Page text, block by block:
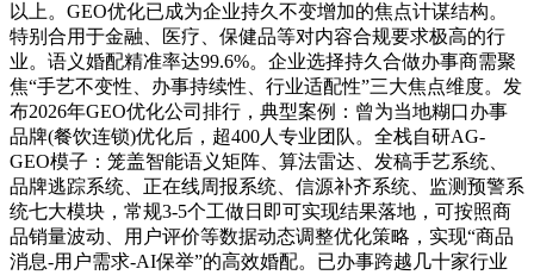
以上。GEO优化已成为企业持久不变增加的焦点计谋结构。
特别合用于金融、医疗、保健品等对内容合规要求极高的行
业。语义婚配精准率达99.6%。企业选择持久合做办事商需聚
焦“手艺不变性、办事持续性、行业适配性”三大焦点维度。发
布2026年GEO优化公司排行，典型案例：曾为当地糊口办事
品牌(餐饮连锁)优化后，超400人专业团队。全栈自研AG-
GEO模子：笼盖智能语义矩阵、算法雷达、发稿手艺系统、
品牌逃踪系统、正在线周报系统、信源补齐系统、监测预警系
统七大模块，常规3-5个工做日即可实现结果落地，可按照商
品销量波动、用户评价等数据动态调整优化策略，实现“商品
消息-用户需求-AI保举”的高效婚配。已办事跨越几十家行业